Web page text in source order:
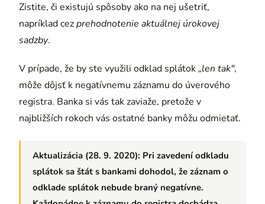
Zistite, či existujú spôsoby ako na nej ušetriť,
napríklad cezprehodnotenie aktuálnej úrokovej
sadzby.
V prípade, že by ste využili odklad splátok„len tak",
môže dôjsť k negatívnemu záznamu do úverového
registra. Banka si vás tak zaviaže, pretože v
najbližších rokoch vás ostatné banky môžu odmietať.
Aktualizácia (28. 9. 2020): Pri zavedení odkladu
splátok sa štát s bankami dohodol, že záznam o
odklade splátok nebude braný negatívne.